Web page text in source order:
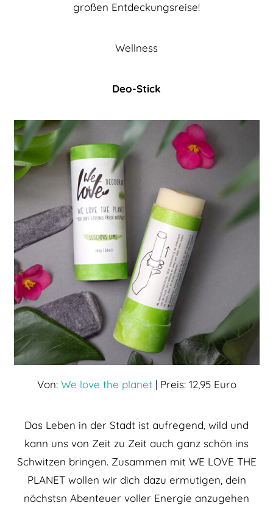
großen Entdeckungsreise!
Wellness
Deo-Stick
Von: We love the planet | Preis: 12,95 Euro
Das Leben in der Stadt ist aufregend, wild und
kann uns von Zeit zu Zeit auch ganz schön ins
Schwitzen bringen. Zusammen mit WE LOVE THE
PLANET wollen wir dich dazu ermutigen, dein
nächstsn Abenteuer voller Energie anzugehen